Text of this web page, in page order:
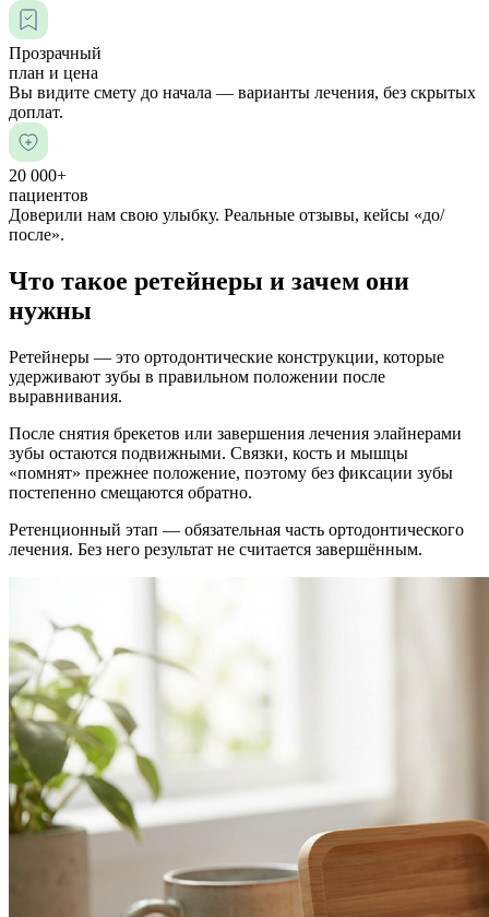
Прозрачный
план и цена
Вы видите смету до начала — варианты лечения, без скрытых
доплат.
20 000+
пациентов
Доверили нам свою улыбку. Реальные отзывы, кейсы «до/
после».
Что такое ретейнеры и зачем они
нужны
Ретейнеры — это ортодонтические конструкции, которые
удерживают зубы в правильном положении после
выравнивания.
После снятия брекетов или завершения лечения элайнерами
зубы остаются подвижными. Связки, кость и мышцы
«помнят» прежнее положение, поэтому без фиксации зубы
постепенно смещаются обратно.
Ретенционный этап — обязательная часть ортодонтического
лечения. Без него результат не считается завершённым.